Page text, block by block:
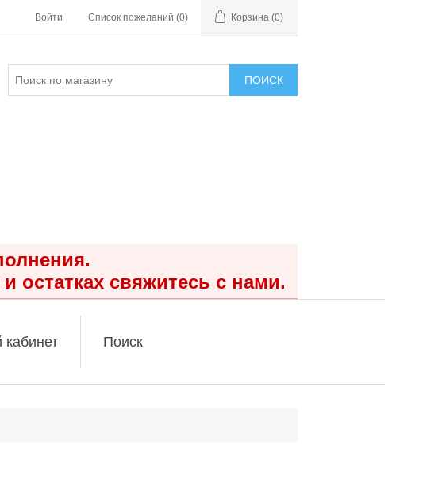
Войти Список пожеланий (0) Корзина (0)
ПОИСК
остатках свяжитесь с нами.
Поиск